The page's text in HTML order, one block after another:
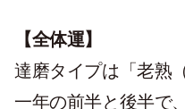
【全体運】
達磨タイプは 「老熟
一年の前半と後半で